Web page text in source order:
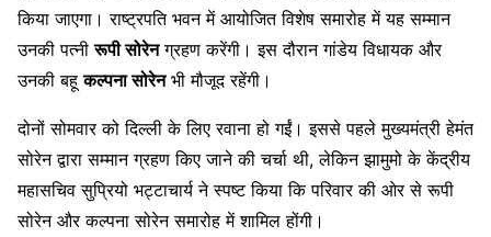
किया जाएगा। राष्ट्रपति भवन में आयोजित विशेष समारोह में यह सम्मान
उनकी पत्नीरूपी सोरेनग्रहण करेंगी। इस दौरान गांडेय विधायक और
उनकी बहूकल्पना सोरेनभी मौजूद रहेंगी।
दोनों सोमवार को दिल्ली के लिए रवाना हो गईं। इससे पहले मुख्यमंत्री हेमंत
सोरेन द्वारा सम्मान ग्रहण किए जाने की चर्चा थी, लेकिन झामुमो के केंद्रीय
महासचिव सुप्रियो भट्टाचार्य ने स्पष्ट किया कि परिवार की ओर से रूपी
सोरेन और कल्पना सोरेन समारोह में शामिल होंगी।